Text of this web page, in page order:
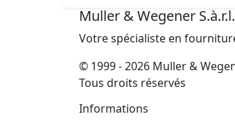
Muller & Wegener S.à.r.l.
Votre spécialiste en
© 1999 - 2026 Muller &
Tous droits réservés
Informations